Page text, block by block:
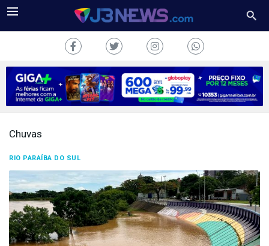
COLUNAS
FALE
CONOSCO
Chuvas
RIO PARAÍBA DO SUL